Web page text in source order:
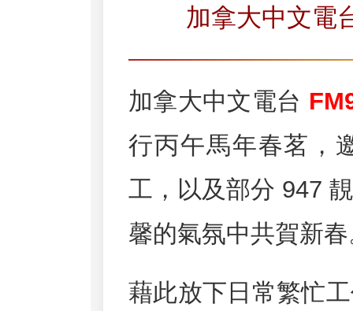
加拿大中文電
加拿大中文電台
行丙午馬年春茗，
工，以及部分 947
馨的氣氛中共賀新
藉此放下日常繁忙